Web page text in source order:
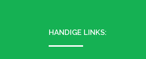
HANDIGE LINKS: